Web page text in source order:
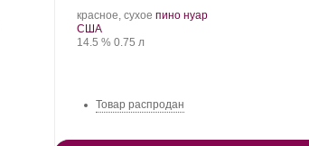
красное, сухое .пино нуар.
Регион:
США
Крепость
14.5 %. Объем
0.75 л
Товар распродан